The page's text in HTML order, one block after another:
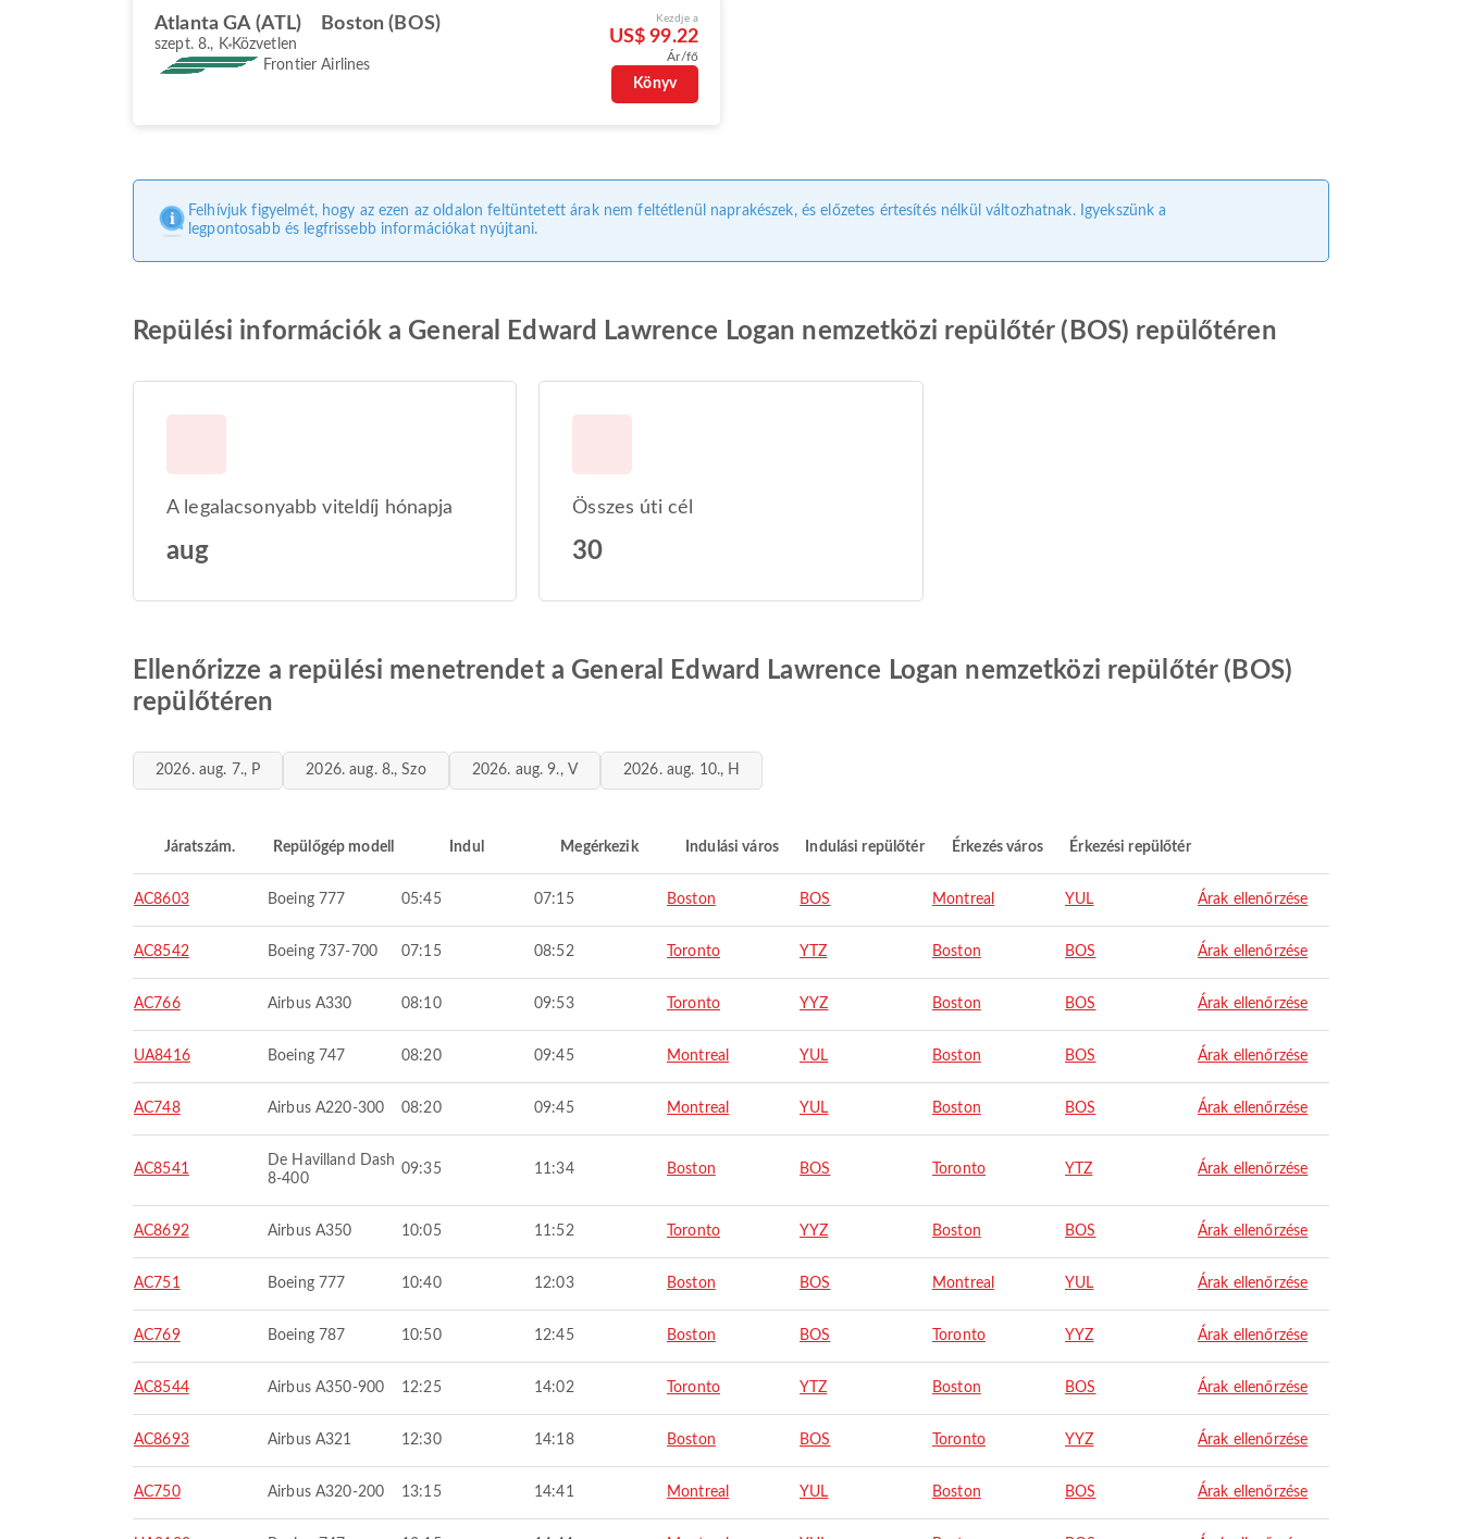
Atlanta GA (ATL) Boston (BOS)
szept. 8., K Közvetlen
Frontier Airlines
Kezdje a
US$ 99.22
Ár/fő
Könyv
Felhívjuk figyelmét, hogy az ezen az oldalon feltüntetett árak nem feltétlenül naprakészek, és előzetes értesítés nélkül változhatnak. Igyekszünk a
legpontosabb és legfrissebb információkat nyújtani.
Repülési információk a General Edward Lawrence Logan nemzetközi repülőtér (BOS) repülőtéren
A legalacsonyabb viteldíj hónapja
aug
Összes úti cél
30
Ellenőrizze a repülési menetrendet a General Edward Lawrence Logan nemzetközi repülőtér (BOS)
repülőtéren
2026. aug. 7., P 2026. aug. 8., Szo 2026. aug. 9., V 2026. aug. 10., H
Járatszám. Repülőgép modell Indul Megérkezik Indulási város Indulási repülőtér Érkezés város Érkezési repülőtér
AC8603 Boeing 777 05:45 07:15 Boston BOS Montreal YUL Árak ellenőrzése
AC8542 Boeing 737-700 07:15 08:52 Toronto YTZ Boston BOS Árak ellenőrzése
AC766 Airbus A330 08:10 09:53 Toronto YYZ Boston BOS Árak ellenőrzése
UA8416 Boeing 747 08:20 09:45 Montreal YUL Boston BOS Árak ellenőrzése
AC748 Airbus A220-300 08:20 09:45 Montreal YUL Boston BOS Árak ellenőrzése
AC8541
De Havilland Dash
8-400
09:35 11:34 Boston BOS Toronto YTZ Árak ellenőrzése
AC8692 Airbus A350 10:05 11:52 Toronto YYZ Boston BOS Árak ellenőrzése
AC751 Boeing 777 10:40 12:03 Boston BOS Montreal YUL Árak ellenőrzése
AC769 Boeing 787 10:50 12:45 Boston BOS Toronto YYZ Árak ellenőrzése
AC8544 Airbus A350-900 12:25 14:02 Toronto YTZ Boston BOS Árak ellenőrzése
AC8693 Airbus A321 12:30 14:18 Boston BOS Toronto YYZ Árak ellenőrzése
AC750 Airbus A320-200 13:15 14:41 Montreal YUL Boston BOS Árak ellenőrzése